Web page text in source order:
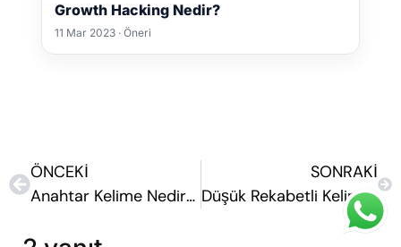
Growth Hacking Nedir?
11 Mar 2023 · Öneri
ÖNCEKI
Anahtar Kelime Nedir? Nasıl Bulunur?
SONRAKI
Düşük Rekabetli Kelimeler: Google Zirvesine Giden Gizli Yol